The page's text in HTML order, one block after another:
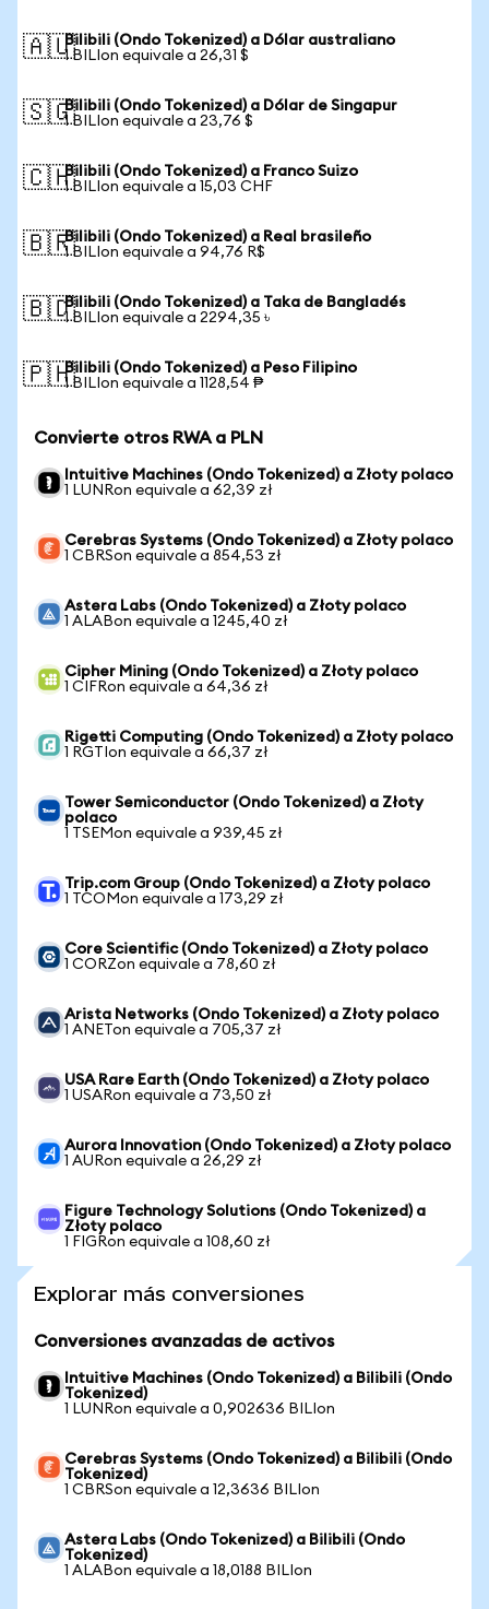
🇦🇺Bilibili (Ondo Tokenized) a Dólar australiano
1 BILIon equivale a 26,31 $
🇸🇬Bilibili (Ondo Tokenized) a Dólar de Singapur
1 BILIon equivale a 23,76 $
🇨🇭Bilibili (Ondo Tokenized) a Franco Suizo
1 BILIon equivale a 15,03 CHF
🇧🇷Bilibili (Ondo Tokenized) a Real brasileño
1 BILIon equivale a 94,76 R$
🇧🇩Bilibili (Ondo Tokenized) a Taka de Bangladés
1 BILIon equivale a 2294,35 ৳
🇵🇭Bilibili (Ondo Tokenized) a Peso Filipino
1 BILIon equivale a 1128,54 ₱
Convierte otros RWA a PLN
Intuitive Machines (Ondo Tokenized) a Złoty polaco
1 LUNRon equivale a 62,39 zł
Cerebras Systems (Ondo Tokenized) a Złoty polaco
1 CBRSon equivale a 854,53 zł
Astera Labs (Ondo Tokenized) a Złoty polaco
1 ALABon equivale a 1245,40 zł
Cipher Mining (Ondo Tokenized) a Złoty polaco
1 CIFRon equivale a 64,36 zł
Rigetti Computing (Ondo Tokenized) a Złoty polaco
1 RGTIon equivale a 66,37 zł
Tower Semiconductor (Ondo Tokenized) a Złoty
polaco
1 TSEMon equivale a 939,45 zł
Trip.com Group (Ondo Tokenized) a Złoty polaco
1 TCOMon equivale a 173,29 zł
Core Scientific (Ondo Tokenized) a Złoty polaco
1 CORZon equivale a 78,60 zł
Arista Networks (Ondo Tokenized) a Złoty polaco
1 ANETon equivale a 705,37 zł
USA Rare Earth (Ondo Tokenized) a Złoty polaco
1 USARon equivale a 73,50 zł
Aurora Innovation (Ondo Tokenized) a Złoty polaco
1 AURon equivale a 26,29 zł
Figure Technology Solutions (Ondo Tokenized) a
Złoty polaco
1 FIGRon equivale a 108,60 zł
Explorar más conversiones
Conversiones avanzadas de activos
Intuitive Machines (Ondo Tokenized) a Bilibili (Ondo
Tokenized)
1 LUNRon equivale a 0,902636 BILIon
Cerebras Systems (Ondo Tokenized) a Bilibili (Ondo
Tokenized)
1 CBRSon equivale a 12,3636 BILIon
Astera Labs (Ondo Tokenized) a Bilibili (Ondo
Tokenized)
1 ALABon equivale a 18,0188 BILIon